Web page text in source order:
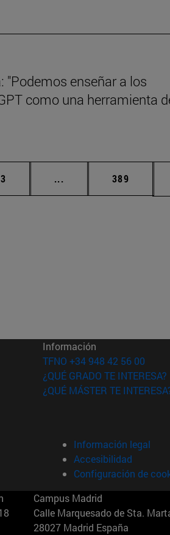
"Podemos enseñar a los
como una herramienta
... Páginas intermedias
Página
389
ventana)
nueva ventana)
en nueva ventana)
en nueva ventana)
Información
TFNO +34 948 42 56 00
¿QUÉ GRADO TE INTERESA?
¿QUÉ MÁSTER TE
Información legal
Accesibilidad
Configuración de
Campus Madrid
Calle Marquesado de Sta.
28027 Madrid España